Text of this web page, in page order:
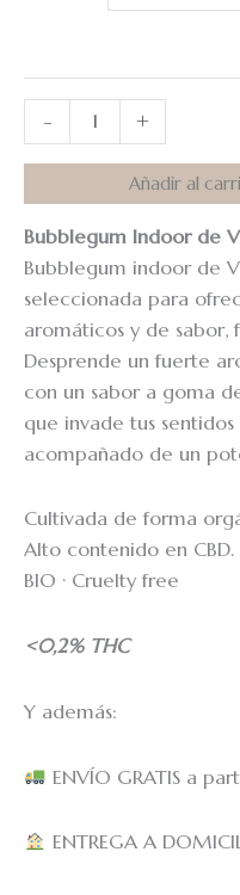
- +
Añadir al
Bubblegum Indoor de
Bubblegum indoor de
seleccionada para
aromáticos y de sabor,
Desprende un fuerte
con un sabor a goma
que invade tus
acompañado de un
Cultivada de forma
Alto contenido en CBD.
BIO · Cruelty free
<0,2% THC
Y además:
ENVÍO GRATIS a
ENTREGA A